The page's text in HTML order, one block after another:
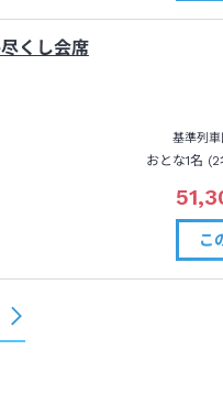
くし会席
基準列車
おとな1名 (2
こ